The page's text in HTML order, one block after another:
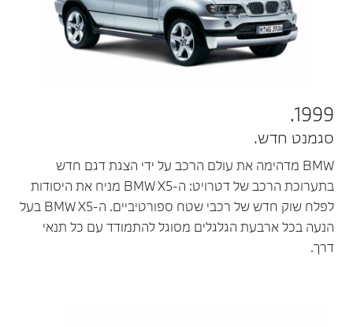
1999.
סגמנט חדש.
BMW מדהימה את עולם הרכב על ידי הצגת דגם חדש
בתערוכת הרכב של דטרויט: ה-BMW X5 מניח את היסודות
לפלח שוק חדש של רכבי שטח ספורטיביים. ה-BMW X5 בעל
הנעה בכל ארבעת הגלגלים מסוגל להתמודד עם כל תנאי
דרך.